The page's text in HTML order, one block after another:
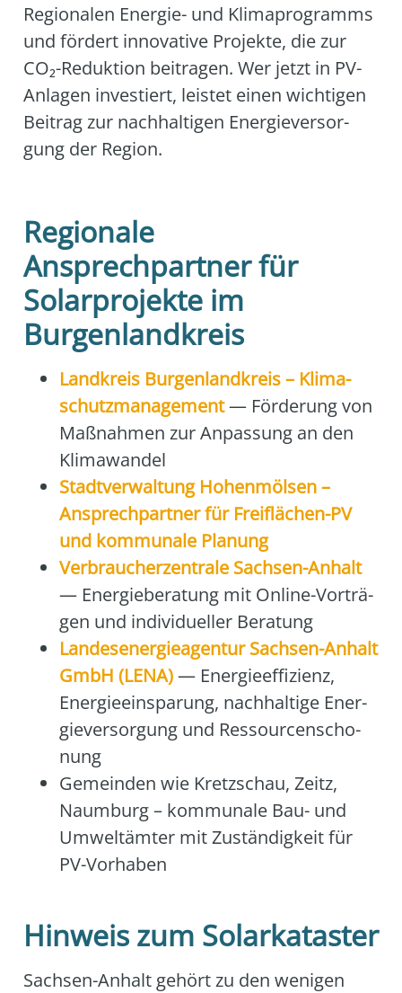
Regio­na­len Ener­gie- und Kli­ma­pro­gramms
und för­dert inno­va­ti­ve Pro­jek­te, die zur
CO₂-Reduk­ti­on bei­tra­gen. Wer jetzt in PV-
Anla­gen inves­tiert, leis­tet einen wich­ti­gen
Bei­trag zur nach­hal­ti­gen Ener­gie­ver­sor­
gung der Regi­on.
Regionale
Ansprechpartner für
Solarprojekte im
Burgenlandkreis
Land­kreis Bur­gen­land­kreis – Kli­ma­
schutz­ma­nage­ment— För­de­rung von
Maß­nah­men zur Anpas­sung an den
Kli­ma­wan­del
Stadt­ver­wal­tung Hohenmöl­sen –
Ansprech­part­ner für Frei­flä­chen-PV
und kom­mu­na­le Pla­nung
Ver­brau­cher­zen­tra­le Sach­sen-Anhalt
— Ener­gie­be­ra­tung mit Online-Vor­trä­
gen und indi­vi­du­el­ler Bera­tung
Lan­des­en­er­gie­agen­tur Sach­sen-Anhalt
GmbH (LENA)— Ener­gie­ef­fi­zi­enz,
Ener­gie­ein­spa­rung, nach­hal­ti­ge Ener­
gie­ver­sor­gung und Res­sour­cen­scho­
nung
Gemein­den wie Kretz­schau, Zeitz,
Naum­burg – kom­mu­na­le Bau- und
Umwelt­äm­ter mit Zustän­dig­keit für
PV-Vor­ha­ben
Hinweis zum Solarkataster
Sach­sen-Anhalt gehört zu den weni­gen